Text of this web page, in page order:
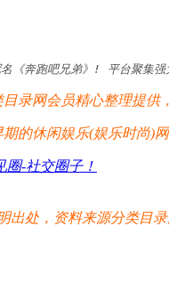
《奔跑吧兄弟》! 平台聚集
录网会员精心整理提供
的休闲娱乐(娱乐时尚)网
圈-社交圈子！
处，资料来源分类目录